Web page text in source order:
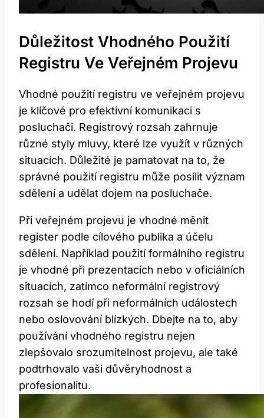
Důležitost Vhodného Použití
Registru Ve Veřejném Projevu
Vhodné použití registru ve veřejném projevu
je klíčové pro efektivní komunikaci s
posluchači. Registrový rozsah zahrnuje
různé styly mluvy, které lze využít v různých
situacích. Důležité je pamatovat na to, že
správné použití registru může posílit význam
sdělení a udělat dojem na posluchače.
Při veřejném projevu je vhodné měnit
register podle cílového publika a účelu
sdělení. Například použití formálního registru
je vhodné při prezentacích nebo v oficiálních
situacích, zatímco neformální registrový
rozsah se hodí při neformálních událostech
nebo oslovování blízkých. Dbejte na to, aby
používání vhodného registru nejen
zlepšovalo srozumitelnost projevu, ale také
podtrhovalo vaši důvěryhodnost a
profesionalitu.